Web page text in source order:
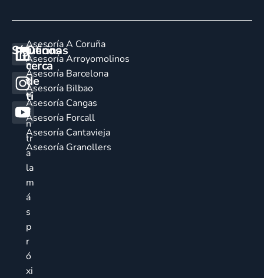
Síguenos
Oficinas
cerca
de
ti
E
n
c
u
e
n
tr
a
la
m
á
s
p
r
ó
xi
Asesoría A Coruña
Asesoría Arroyomolinos
Asesoría Barcelona
Asesoría Bilbao
Asesoría Cangas
Asesoría Forcall
Asesoría Cantavieja
Asesoría Granollers